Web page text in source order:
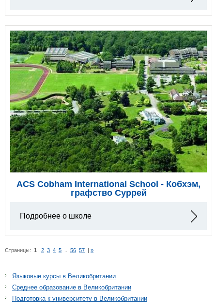
ACS Cobham International School - Кобхэм,
графство Суррей
Подробнее о школе
Страницы: 1 2 3 4 5 56 57 | »
Языковые курсы в Великобритании
Среднее образование в Великобритании
Подготовка к университету в Великобритании